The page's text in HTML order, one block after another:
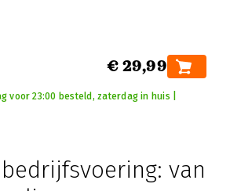
€ 29,99
voor 23:00 besteld, zaterdag in huis |
van